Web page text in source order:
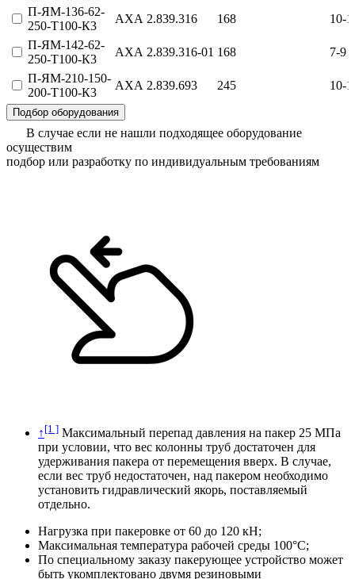
П-ЯМ-136-62-
250-Т100-К3
АХА 2.839.316 168
10-
П-ЯМ-142-62-
250-Т100-К3
АХА 2.839.316‑01 168
7-9
П-ЯМ-210-150-
200-Т100-К3
АХА 2.839.693 245 10-
Подбор оборудования
В случае если не нашли подходящее оборудование
осуществим
подбор или разработку по индивидуальным требованиям
↑ [1 ] Максимальный перепад давления на пакер 25 МПа
при условии, что вес колонны труб достаточен для
удерживания пакера от перемещения вверх. В случае,
если вес труб недостаточен, над пакером необходимо
установить гидравлический якорь, поставляемый
отдельно.
Нагрузка при пакеровке от 60 до 120 кН;
Максимальная температура рабочей среды 100°С;
По специальному заказу пакерующее устройство может
быть укомплектовано двумя резиновыми